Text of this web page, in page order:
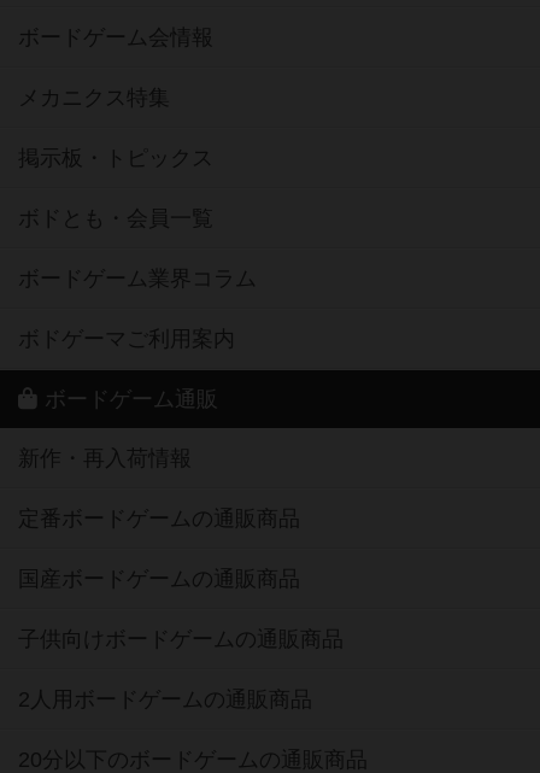
ボードゲーム会情報
メカニクス特集
掲示板・トピックス
ボドとも・会員一覧
ボードゲーム業界コラム
ボドゲーマご利用案内
ボードゲーム通販
新作・再入荷情報
定番ボードゲームの通販商品
国産ボードゲームの通販商品
子供向けボードゲームの通販商品
2人用ボードゲームの通販商品
20分以下のボードゲームの通販商品